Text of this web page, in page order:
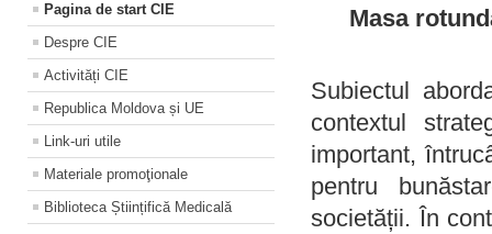
Pagina de start CIE
Despre CIE
Activități CIE
Republica Moldova și UE
Link-uri utile
Materiale promoţionale
Biblioteca Științifică Medicală
Masa
Subiectul
contextul
important,
pentru
societății. În